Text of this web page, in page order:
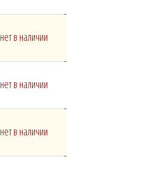
нет в наличии
нет в наличии
нет в наличии